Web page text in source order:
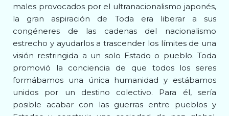
males provocados por el ultranacionalismo japonés,
la gran aspiración de Toda era liberar a sus
congéneres de las cadenas del nacionalismo
estrecho y ayudarlos a trascender los límites de una
visión restringida a un solo Estado o pueblo. Toda
promovió la conciencia de que todos los seres
formábamos una única humanidad y estábamos
unidos por un destino colectivo. Para él, sería
posible acabar con las guerras entre pueblos y